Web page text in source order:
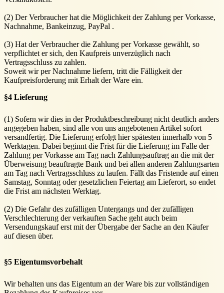
(2) Der Verbraucher hat die Möglichkeit der Zahlung per Vorkasse,
Nachnahme, Bankeinzug, PayPal .
(3) Hat der Verbraucher die Zahlung per Vorkasse gewählt, so
verpflichtet er sich, den Kaufpreis unverzüglich nach
Vertragsschluss zu zahlen.
Soweit wir per Nachnahme liefern, tritt die Fälligkeit der
Kaufpreisforderung mit Erhalt der Ware ein.
§4 Lieferung
(1) Sofern wir dies in der Produktbeschreibung nicht deutlich anders
angegeben haben, sind alle von uns angebotenen Artikel sofort
versandfertig. Die Lieferung erfolgt hier spätesten innerhalb von 5
Werktagen. Dabei beginnt die Frist für die Lieferung im Falle der
Zahlung per Vorkasse am Tag nach Zahlungsauftrag an die mit der
Überweisung beauftragte Bank und bei allen anderen Zahlungsarten
am Tag nach Vertragsschluss zu laufen. Fällt das Fristende auf einen
Samstag, Sonntag oder gesetzlichen Feiertag am Lieferort, so endet
die Frist am nächsten Werktag.
(2) Die Gefahr des zufälligen Untergangs und der zufälligen
Verschlechterung der verkauften Sache geht auch beim
Versendungskauf erst mit der Übergabe der Sache an den Käufer
auf diesen über.
§5 Eigentumsvorbehalt
Wir behalten uns das Eigentum an der Ware bis zur vollständigen